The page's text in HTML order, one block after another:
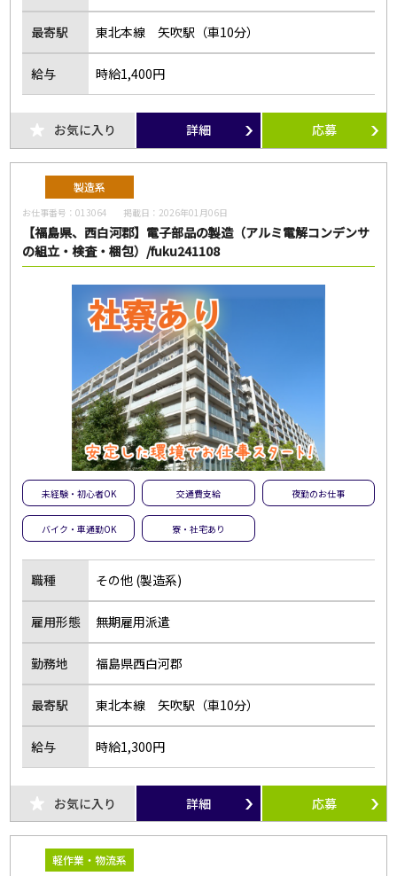
最寄駅 東北本線 矢吹駅（車10分）
給与 時給1,400円
お気に入り 詳細 応募
製造系
お仕事番号：013064 掲載日： 2026年01月06日
【福島県、西白河郡】電子部品の製造（アルミ電解コンデンサ
の組立・検査・梱包）/fuku241108
未経験・初心者OK 交通費支給 夜勤のお仕事
バイク・車通勤OK 寮・社宅あり
職種 その他 (製造系)
雇用形態 無期雇用派遣
勤務地 福島県西白河郡
最寄駅 東北本線 矢吹駅（車10分）
給与 時給1,300円
お気に入り 詳細 応募
軽作業・物流系